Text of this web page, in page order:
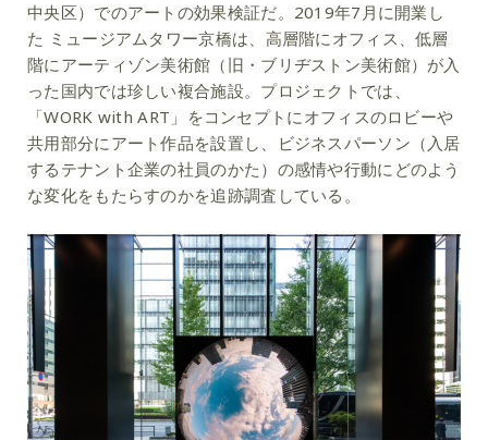
中央区）でのアートの効果検証だ。2019年7月に開業し
た ミュージアムタワー京橋は、高層階にオフィス、低層
階にアーティゾン美術館（旧・ブリヂストン美術館）が入
った国内では珍しい複合施設。プロジェクトでは、
「WORK with ART」をコンセプトにオフィスのロビーや
共用部分にアート作品を設置し、ビジネスパーソン（入居
するテナント企業の社員のかた）の感情や行動にどのよう
な変化をもたらすのかを追跡調査している。